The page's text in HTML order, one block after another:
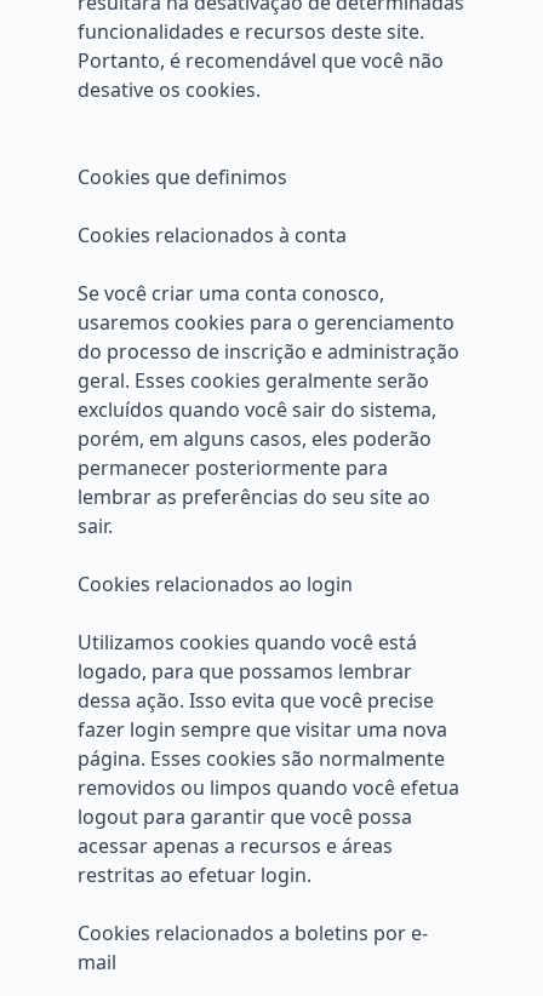
funcionalidades e recursos deste site.
Portanto, é recomendável que você não
desative os cookies.
Cookies que definimos
Cookies relacionados à conta
Se você criar uma conta conosco,
usaremos cookies para o gerenciamento
do processo de inscrição e administração
geral. Esses cookies geralmente serão
excluídos quando você sair do sistema,
porém, em alguns casos, eles poderão
permanecer posteriormente para
lembrar as preferências do seu site ao
sair.
Cookies relacionados ao login
Utilizamos cookies quando você está
logado, para que possamos lembrar
dessa ação. Isso evita que você precise
fazer login sempre que visitar uma nova
página. Esses cookies são normalmente
removidos ou limpos quando você efetua
logout para garantir que você possa
acessar apenas a recursos e áreas
restritas ao efetuar login.
Cookies relacionados a boletins por e-
mail